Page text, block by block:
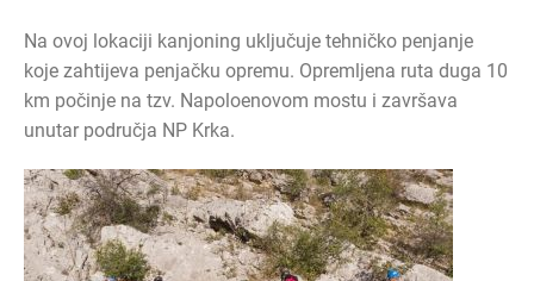
Na ovoj lokaciji kanjoning uključuje tehničko penjanje
koje zahtijeva penjačku opremu. Opremljena ruta duga 10
km počinje na tzv. Napoloenovom mostu i završava
unutar područja NP Krka.